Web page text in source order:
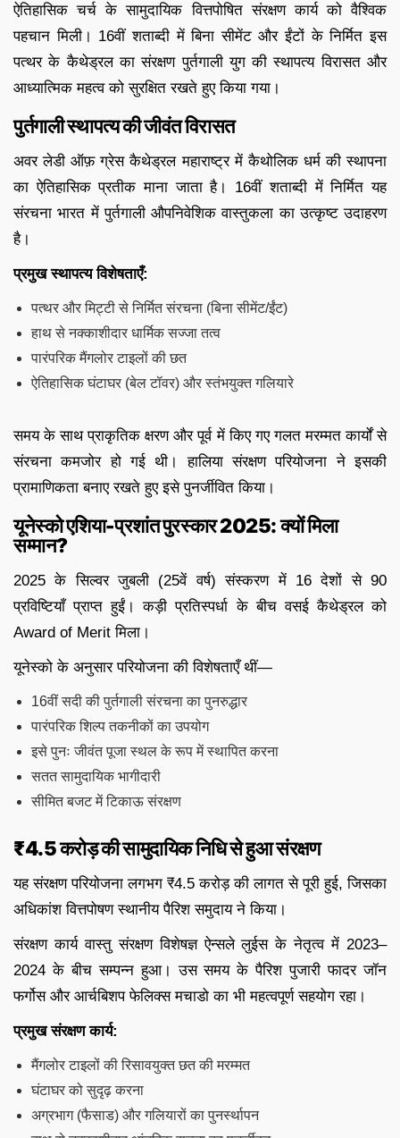
ऐतिहासिक चर्च के सामुदायिक वित्तपोषित संरक्षण कार्य को वैश्विक
पहचान मिली। 16वीं शताब्दी में बिना सीमेंट और ईंटों के निर्मित इस
पत्थर के कैथेड्रल का संरक्षण पुर्तगाली युग की स्थापत्य विरासत और
आध्यात्मिक महत्व को सुरक्षित रखते हुए किया गया।
पुर्तगाली स्थापत्य की जीवंत विरासत
अवर लेडी ऑफ़ ग्रेस कैथेड्रल महाराष्ट्र में कैथोलिक धर्म की स्थापना
का ऐतिहासिक प्रतीक माना जाता है। 16वीं शताब्दी में निर्मित यह
संरचना भारत में पुर्तगाली औपनिवेशिक वास्तुकला का उत्कृष्ट उदाहरण
है।
प्रमुख स्थापत्य विशेषताएँ:
पत्थर और मिट्टी से निर्मित संरचना (बिना सीमेंट/ईंट)
हाथ से नक्काशीदार धार्मिक सज्जा तत्व
पारंपरिक मैंगलोर टाइलों की छत
ऐतिहासिक घंटाघर (बेल टॉवर) और स्तंभयुक्त गलियारे
समय के साथ प्राकृतिक क्षरण और पूर्व में किए गए गलत मरम्मत कार्यों से
संरचना कमजोर हो गई थी। हालिया संरक्षण परियोजना ने इसकी
प्रामाणिकता बनाए रखते हुए इसे पुनर्जीवित किया।
यूनेस्को एशिया-प्रशांत पुरस्कार 2025: क्यों मिला
सम्मान?
2025 के सिल्वर जुबली (25वें वर्ष) संस्करण में 16 देशों से 90
प्रविष्टियाँ प्राप्त हुईं। कड़ी प्रतिस्पर्धा के बीच वसई कैथेड्रल को
Award of Merit मिला।
यूनेस्को के अनुसार परियोजना की विशेषताएँ थीं—
16वीं सदी की पुर्तगाली संरचना का पुनरुद्धार
पारंपरिक शिल्प तकनीकों का उपयोग
इसे पुनः जीवंत पूजा स्थल के रूप में स्थापित करना
सतत सामुदायिक भागीदारी
सीमित बजट में टिकाऊ संरक्षण
₹4.5 करोड़ की सामुदायिक निधि से हुआ संरक्षण
यह संरक्षण परियोजना लगभग ₹4.5 करोड़ की लागत से पूरी हुई, जिसका
अधिकांश वित्तपोषण स्थानीय पैरिश समुदाय ने किया।
संरक्षण कार्य वास्तु संरक्षण विशेषज्ञ ऐन्सले लुईस के नेतृत्व में 2023–
2024 के बीच सम्पन्न हुआ। उस समय के पैरिश पुजारी फादर जॉन
फर्गोस और आर्चबिशप फेलिक्स मचाडो का भी महत्वपूर्ण सहयोग रहा।
प्रमुख संरक्षण कार्य:
मैंगलोर टाइलों की रिसावयुक्त छत की मरम्मत
घंटाघर को सुदृढ़ करना
अग्रभाग (फैसाड) और गलियारों का पुनर्स्थापन